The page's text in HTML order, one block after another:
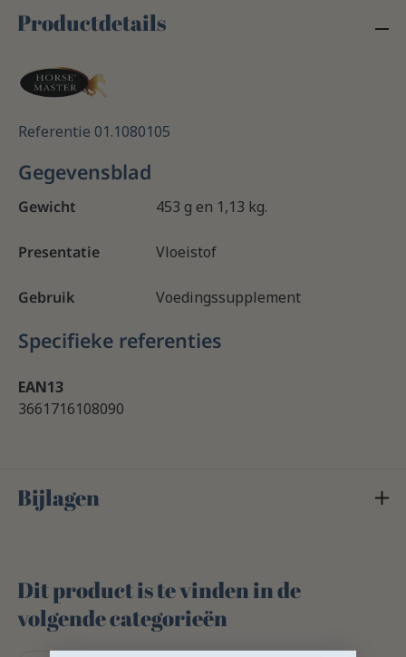
Productdetails
Referentie 01.1080105
Gegevensblad
Gewicht 453 g en 1,13 kg.
Presentatie Vloeistof
Gebruik Voedingssupplement
Specifieke referenties
EAN13
3661716108090
Bijlagen
Dit product is te vinden in de
volgende categorieën